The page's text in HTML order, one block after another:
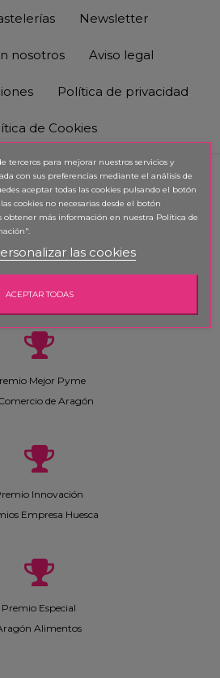
Newsletter
nosotros Aviso legal
Política de privacidad
de Cookies
Memorial
Mejor Pyme
de Aragón
Innovación
Empresa Huesca
Premio Especial
Alimentos
terceros para mejorar nuestros servicios y
con sus preferencias mediante el análisis de
aceptar todas las cookies pulsando el botón
cookies no necesarias desde el botón
obtener más información en nuestra Política de
las cookies
ACEPTAR TODAS